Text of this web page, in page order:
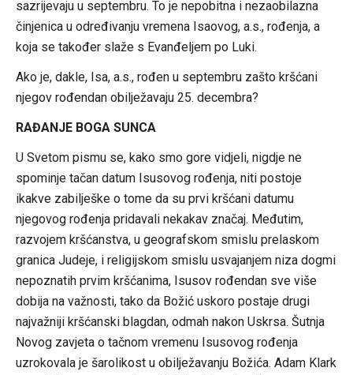
sazrijevaju u septembru. To je nepobitna i nezaobilazna
činjenica u određivanju vremena Isaovog, a.s., rođenja, a
koja se također slaže s Evanđeljem po Luki.
Ako je, dakle, Isa, a.s., rođen u septembru zašto kršćani
njegov rođendan obilježavaju 25. decembra?
RAĐANJE BOGA SUNCA
U Svetom pismu se, kako smo gore vidjeli, nigdje ne
spominje tačan datum Isusovog rođenja, niti postoje
ikakve zabilješke o tome da su prvi kršćani datumu
njegovog rođenja pridavali nekakav značaj. Međutim,
razvojem kršćanstva, u geografskom smislu prelaskom
granica Judeje, i religijskom smislu usvajanjem niza dogmi
nepoznatih prvim kršćanima, Isusov rođendan sve više
dobija na važnosti, tako da Božić uskoro postaje drugi
najvažniji kršćanski blagdan, odmah nakon Uskrsa. Šutnja
Novog zavjeta o tačnom vremenu Isusovog rođenja
uzrokovala je šarolikost u obilježavanju Božića. Adam Klark